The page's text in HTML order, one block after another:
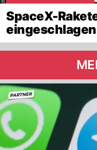
SpaceX-
eingeschlagen